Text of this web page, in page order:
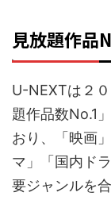
見放題作品
U-NEXTは２
題作品数No.1
おり、「映画
マ」「国内ド
要ジャンルを